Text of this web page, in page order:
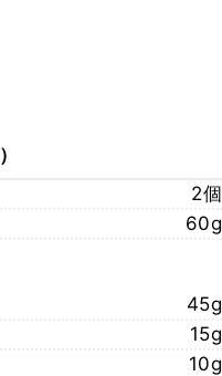
）
2個
60g
45g
15g
10g